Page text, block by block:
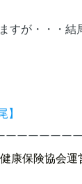
が・・・
ーーーーー
康保険協会